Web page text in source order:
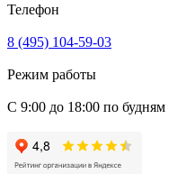
Телефон
8 (495) 104-59-03
Режим работы
С 9:00 до 18:00 по будням